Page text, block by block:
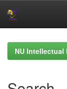
navigation
NU